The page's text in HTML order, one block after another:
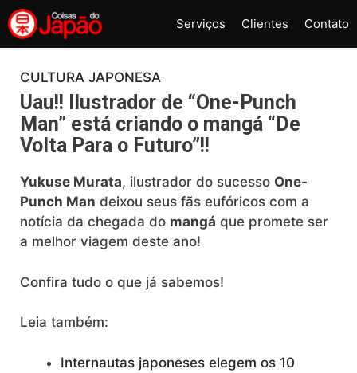
Pular
para
o
conteúdo
Serviços Clientes Contato
CULTURA JAPONESA
Uau!! Ilustrador de “One-Punch
Man” está criando o mangá “De
Volta Para o Futuro”!!
Yukuse Murata, ilustrador do sucesso One-
Punch Man deixou seus fãs eufóricos com a
notícia da chegada do mangá que promete ser
a melhor viagem deste ano!
Confira tudo o que já sabemos!
Leia também:
Internautas japoneses elegem os 10